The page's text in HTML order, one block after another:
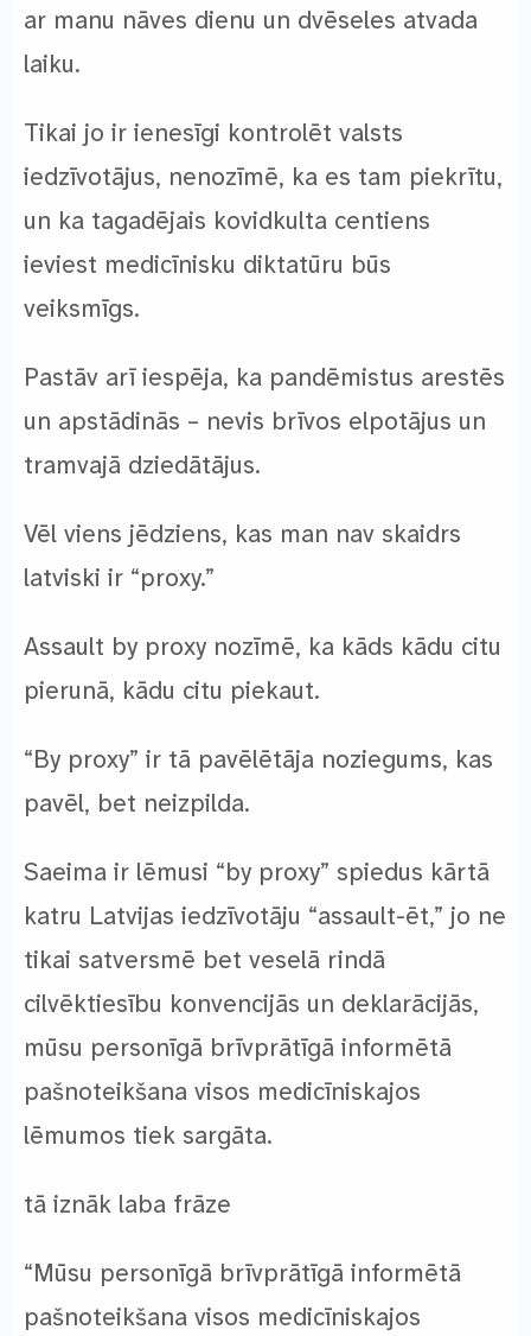
ar manu nāves dienu un dvēseles atvada
laiku.
Tikai jo ir ienesīgi kontrolēt valsts
iedzīvotājus, nenozīmē, ka es tam piekrītu,
un ka tagadējais kovidkulta centiens
ieviest medicīnisku diktatūru būs
veiksmīgs.
Pastāv arī iespēja, ka pandēmistus arestēs
un apstādinās – nevis brīvos elpotājus un
tramvajā dziedātājus.
Vēl viens jēdziens, kas man nav skaidrs
latviski ir “proxy.”
Assault by proxy nozīmē, ka kāds kādu citu
pierunā, kādu citu piekaut.
“By proxy” ir tā pavēlētāja noziegums, kas
pavēl, bet neizpilda.
Saeima ir lēmusi “by proxy” spiedus kārtā
katru Latvijas iedzīvotāju “assault-ēt,” jo ne
tikai satversmē bet veselā rindā
cilvēktiesību konvencijās un deklarācijās,
mūsu personīgā brīvprātīgā informētā
pašnoteikšana visos medicīniskajos
lēmumos tiek sargāta.
tā iznāk laba frāze
“Mūsu personīgā brīvprātīgā informētā
pašnoteikšana visos medicīniskajos